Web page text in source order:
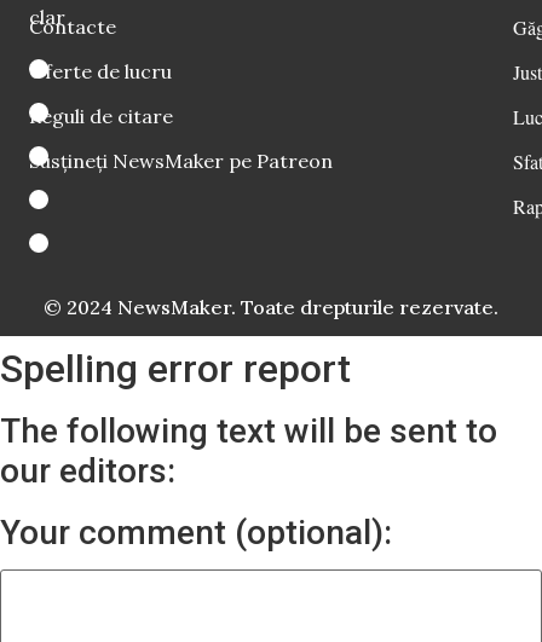
clar
Contacte
Oferte de lucru
Reguli de citare
Susțineți NewsMaker pe Patreon
© 2024 NewsMaker. Toate drepturile rezervate.
Spelling error report
The following text will be sent to
our editors:
Your comment (optional):